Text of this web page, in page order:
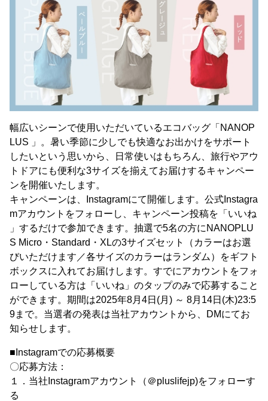
幅広いシーンで使用いただいているエコバッグ「NANOP
LUS 」。暑い季節に少しでも快適なお出かけをサポート
したいという思いから、日常使いはもちろん、旅行やアウ
トドアにも便利な3サイズを揃えてお届けするキャンペー
ンを開催いたします。
キャンペーンは、Instagramにて開催します。公式Instagra
mアカウントをフォローし、キャンペーン投稿を「いいね
」するだけで参加できます。抽選で5名の方にNANOPLU
S Micro・Standard・XLの3サイズセット（カラーはお選
びいただけます／各サイズのカラーはランダム）をギフト
ボックスに入れてお届けします。すでにアカウントをフォ
ローしている方は「いいね」のタップのみで応募すること
ができます。期間は2025年8月4日(月) ～ 8月14日(木)23:5
9まで。当選者の発表は当社アカウントから、DMにてお
知らせします。
■Instagramでの応募概要
〇応募方法：
１．当社Instagramアカウント（＠pluslifejp)をフォローす
る